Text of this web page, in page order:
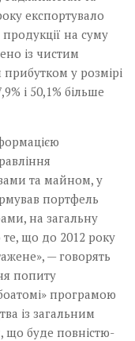
експортувало
на суму
із чистим
у розмірі
і 50,1% більше
та майном, у
портфель
на загальну
що до 2012 року
— говорять
попиту
програмою
із загальним
що буде повністю­